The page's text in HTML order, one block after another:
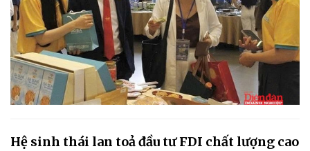
Hệ sinh thái lan toả đầu tư FDI chất lượng cao